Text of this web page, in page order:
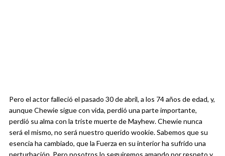
Pero el actor falleció el pasado 30 de abril, a los 74 años de edad, y,
aunque Chewie sigue con vida, perdió una parte importante,
perdió su alma con la triste muerte de Mayhew. Chewie nunca
será el mismo, no será nuestro querido wookie. Sabemos que su
esencia ha cambiado, que la Fuerza en su interior ha sufrido una